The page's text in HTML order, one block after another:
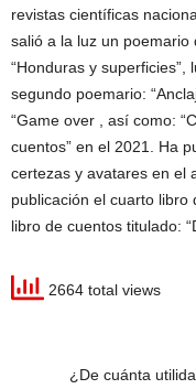
revistas científicas
salió a la luz un
“Honduras y
segundo poemario:
“Game over , así como:
cuentos” en el 2021. Ha
certezas y avatares en el
publicación el cuarto libro
libro de cuentos titulado:
2664 total views
¿De cuánta